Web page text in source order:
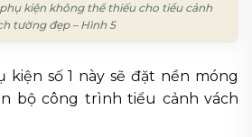
kiện không thể thiếu cho tiểu cảnh
tường đẹp – Hình 5
số 1 này sẽ đặt nền móng
bộ công trình tiểu cảnh vách